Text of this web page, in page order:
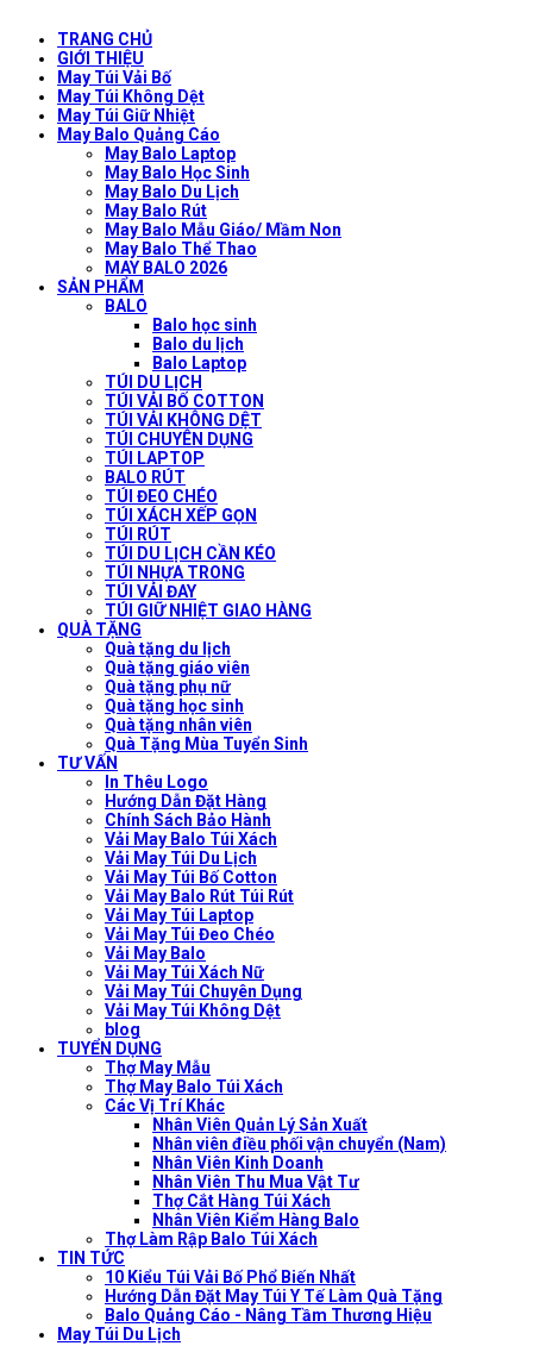
TRANG CHỦ
GIỚI THIỆU
May Túi Vải Bố
May Túi Không Dệt
May Túi Giữ Nhiệt
May Balo Quảng Cáo
May Balo Laptop
May Balo Học Sinh
May Balo Du Lịch
May Balo Rút
May Balo Mẫu Giáo/ Mầm Non
May Balo Thể Thao
MAY BALO 2026
SẢN PHẨM
BALO
Balo học sinh
Balo du lịch
Balo Laptop
TÚI DU LỊCH
TÚI VẢI BỐ COTTON
TÚI VẢI KHÔNG DỆT
TÚI CHUYÊN DỤNG
TÚI LAPTOP
BALO RÚT
TÚI ĐEO CHÉO
TÚI XÁCH XẾP GỌN
TÚI RÚT
TÚI DU LỊCH CẦN KÉO
TÚI NHỰA TRONG
TÚI VẢI ĐAY
TÚI GIỮ NHIỆT GIAO HÀNG
QUÀ TẶNG
Quà tặng du lịch
Quà tặng giáo viên
Quà tặng phụ nữ
Quà tặng học sinh
Quà tặng nhân viên
Quà Tặng Mùa Tuyển Sinh
TƯ VẤN
In Thêu Logo
Hướng Dẫn Đặt Hàng
Chính Sách Bảo Hành
Vải May Balo Túi Xách
Vải May Túi Du Lịch
Vải May Túi Bố Cotton
Vải May Balo Rút Túi Rút
Vải May Túi Laptop
Vải May Túi Đeo Chéo
Vải May Balo
Vải May Túi Xách Nữ
Vải May Túi Chuyên Dụng
Vải May Túi Không Dệt
blog
TUYỂN DỤNG
Thợ May Mẫu
Thợ May Balo Túi Xách
Các Vị Trí Khác
Nhân Viên Quản Lý Sản Xuất
Nhân viên điều phối vận chuyển (Nam)
Nhân Viên Kinh Doanh
Nhân Viên Thu Mua Vật Tư
Thợ Cắt Hàng Túi Xách
Nhân Viên Kiểm Hàng Balo
Thợ Làm Rập Balo Túi Xách
TIN TỨC
10 Kiểu Túi Vải Bố Phổ Biến Nhất
Hướng Dẫn Đặt May Túi Y Tế Làm Quà Tặng
Balo Quảng Cáo - Nâng Tầm Thương Hiệu
May Túi Du Lịch